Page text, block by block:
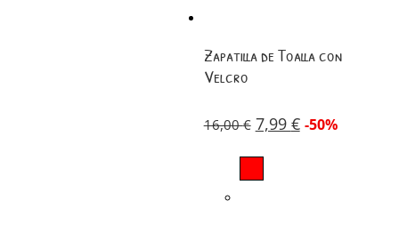
Zapatilla de Toalla con
Velcro
16,00€ 7,99 € -50%